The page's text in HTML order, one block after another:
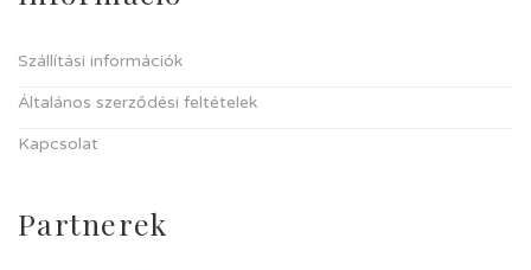
Szállítási információk
Általános szerződési feltételek
Kapcsolat
Partnerek